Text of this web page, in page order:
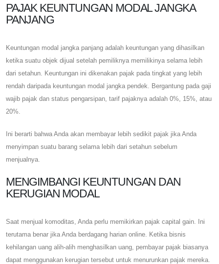
PAJAK KEUNTUNGAN MODAL JANGKA
PANJANG
Keuntungan modal jangka panjang adalah keuntungan yang dihasilkan
ketika suatu objek dijual setelah pemiliknya memilikinya selama lebih
dari setahun. Keuntungan ini dikenakan pajak pada tingkat yang lebih
rendah daripada keuntungan modal jangka pendek. Bergantung pada gaji
wajib pajak dan status pengarsipan, tarif pajaknya adalah 0%, 15%, atau
20%.
Ini berarti bahwa Anda akan membayar lebih sedikit pajak jika Anda
menyimpan suatu barang selama lebih dari setahun sebelum
menjualnya.
MENGIMBANGI KEUNTUNGAN DAN
KERUGIAN MODAL
Saat menjual komoditas, Anda perlu memikirkan pajak capital gain. Ini
terutama benar jika Anda berdagang harian online. Ketika bisnis
kehilangan uang alih-alih menghasilkan uang, pembayar pajak biasanya
dapat menggunakan kerugian tersebut untuk menurunkan pajak mereka.